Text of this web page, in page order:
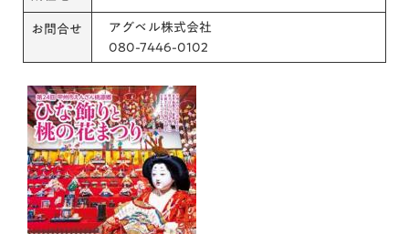
お問合せ
アグベル株式会社
080-7446-0102